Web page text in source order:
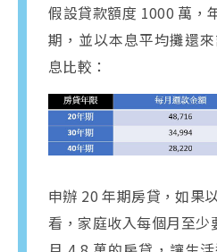
假設貸款額度 1000 萬，
期，並以本息平均攤還
息比較：
申辦 20 年期房貸，如果
看，家庭收入每個月至